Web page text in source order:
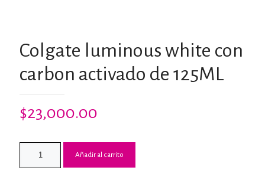
Colgate luminous white con
carbon activado de 125ML
$23,000.00
Añadir al carrito